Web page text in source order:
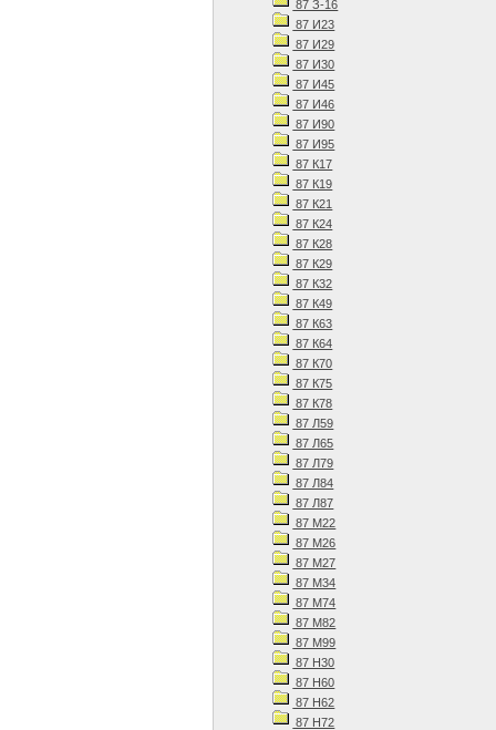
87 З-16
87 И23
87 И29
87 И30
87 И45
87 И46
87 И90
87 И95
87 К17
87 К19
87 К21
87 К24
87 К28
87 К29
87 К32
87 К49
87 К63
87 К64
87 К70
87 К75
87 К78
87 Л59
87 Л65
87 Л79
87 Л84
87 Л87
87 М22
87 М26
87 М27
87 М34
87 М74
87 М82
87 М99
87 Н30
87 Н60
87 Н62
87 Н72